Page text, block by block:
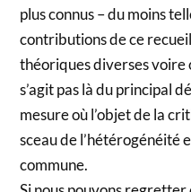
plus connus – du moins
contributions de ce
théoriques diverses
s’agit pas là du principal
mesure où l’objet de la
sceau de l’hétérogénéité
commune.